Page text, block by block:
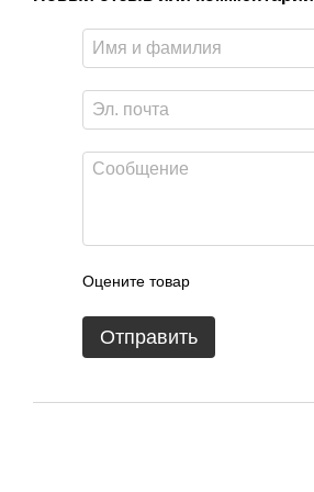
Оцените товар
Отправить